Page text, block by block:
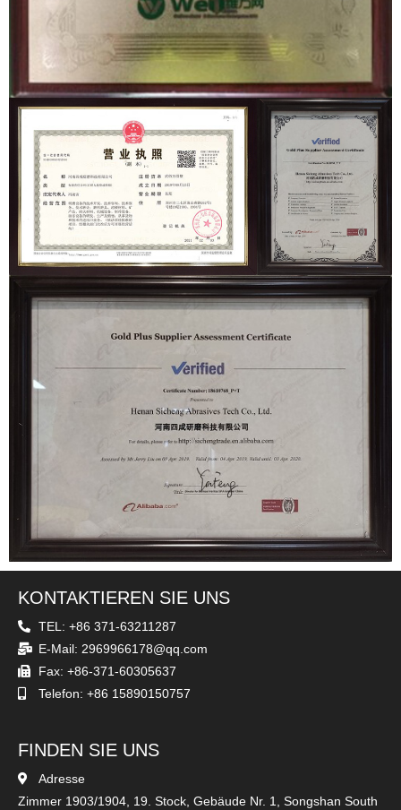
KONTAKTIEREN SIE UNS
TEL: +86 371-63211287
E-Mail: 2969966178@qq.com
Fax: +86-371-60305637
Telefon: +86 15890150757
FINDEN SIE UNS
Adresse
Zimmer 1903/1904, 19. Stock, Gebäude Nr. 1, Songshan South